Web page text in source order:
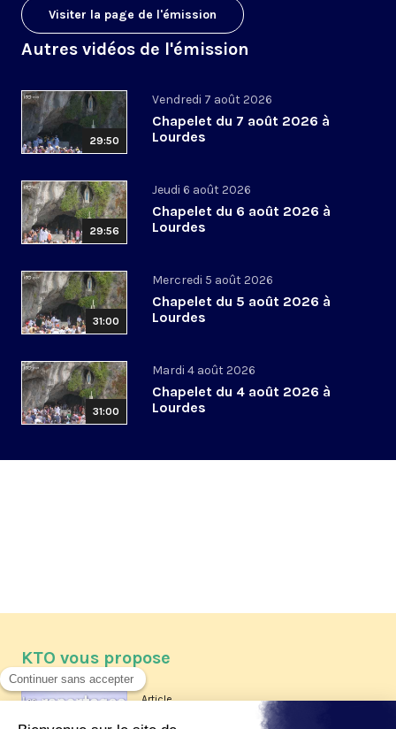
Visiter la page de l'émission
Autres vidéos de l'émission
29:50
Vendredi 7 août 2026
Chapelet du 7 août 2026 à
Lourdes
29:56
Jeudi 6 août 2026
Chapelet du 6 août 2026 à
Lourdes
31:00
Mercredi 5 août 2026
Chapelet du 5 août 2026 à
Lourdes
31:00
Mardi 4 août 2026
Chapelet du 4 août 2026 à
Lourdes
KTO vous propose
Article
Les reportages d'été 2026 de KTO